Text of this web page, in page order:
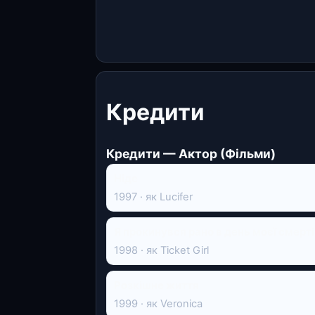
Кредити
Кредити — Актор (Фільми)
1997 · як Lucifer
1998 · як Ticket Girl
1999 · як Veronica